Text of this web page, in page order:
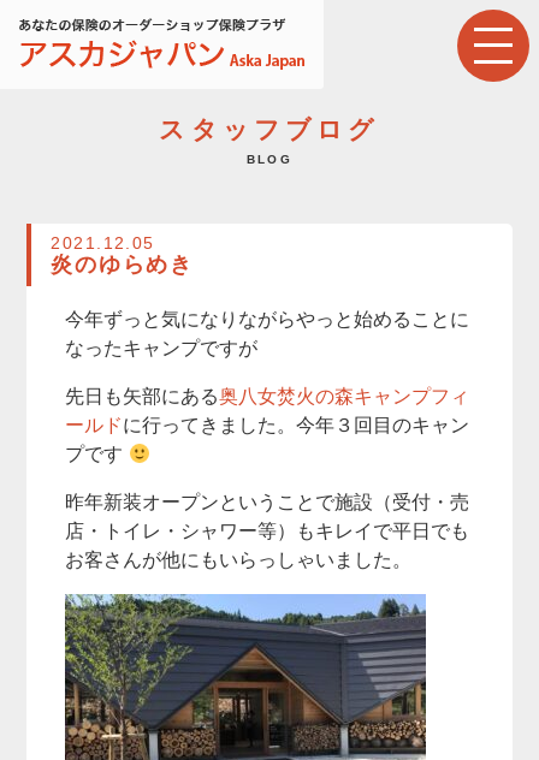
スタッフブログ
BLOG
2021.12.05
炎のゆらめき
今年ずっと気になりながらやっと始めることに
なったキャンプですが
先日も矢部にある奥八女焚火の森キャンプフィ
ールドに行ってきました。今年３回目のキャン
プです
昨年新装オープンということで施設（受付・売
店・トイレ・シャワー等）もキレイで平日でも
お客さんが他にもいらっしゃいました。